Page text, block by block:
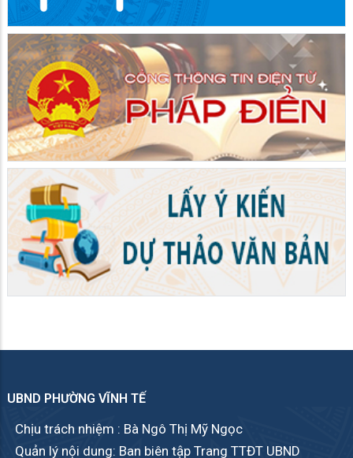
UBND PHƯỜNG VĨNH TẾ
Chịu trách nhiệm : Bà Ngô Thị Mỹ Ngọc
Quản lý nội dung: Ban biên tập Trang TTĐT UBND